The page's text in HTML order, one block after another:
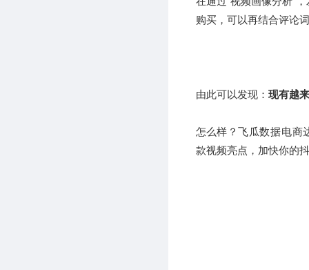
购买，可以再结合评论
由此可以发现： 现有越
怎么样？ 飞瓜数据电商
款视频亮点，加快你的